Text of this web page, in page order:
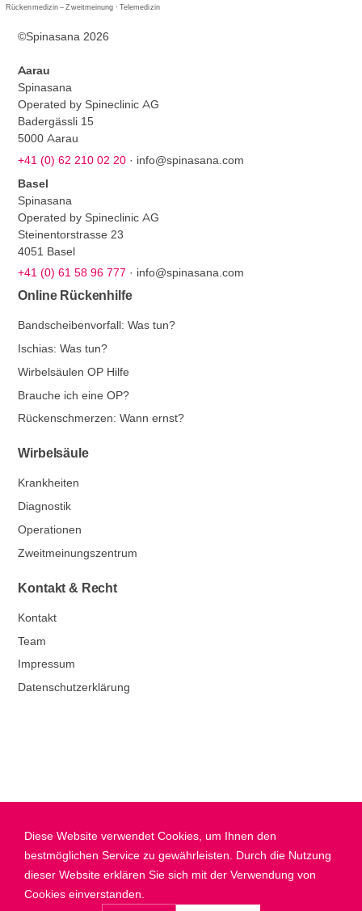
Rückenmedizin – Zweitmeinung · Telemedizin
©Spinasana 2026
Aarau
Spinasana
Operated by Spineclinic AG
Badergässli 15
5000 Aarau
+41 (0) 62 210 02 20 · info@spinasana.com
Basel
Spinasana
Operated by Spineclinic AG
Steinentorstrasse 23
4051 Basel
+41 (0) 61 58 96 777 · info@spinasana.com
Online Rückenhilfe
Bandscheibenvorfall: Was tun?
Ischias: Was tun?
Wirbelsäulen OP Hilfe
Brauche ich eine OP?
Rückenschmerzen: Wann ernst?
Wirbelsäule
Krankheiten
Diagnostik
Operationen
Zweitmeinungszentrum
Kontakt & Recht
Kontakt
Team
Impressum
Datenschutzerklärung
Diese Website verwendet Cookies, um Ihnen den
bestmöglichen Service zu gewährleisten. Durch die Nutzung
dieser Website erklären Sie sich mit der Verwendung von
Cookies einverstanden.